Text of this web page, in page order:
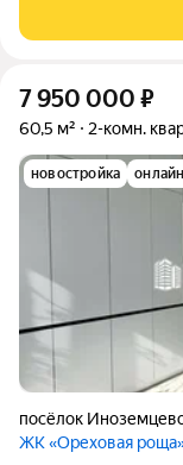
7 950 000 ₽
60,5 м² 2-комн.
новостройка
посёлок
ЖК «Ореховая